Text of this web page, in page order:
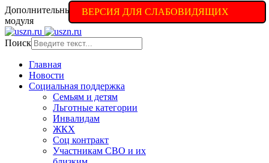
Дополнительные настройки доступны в полной версии
модуля
ВЕРСИЯ ДЛЯ СЛАБОВИДЯЩИХ
Поиск
Главная
Новости
Социальная поддержка
Семьям и детям
Льготные категории
Инвалидам
ЖКХ
Соц контракт
Участникам СВО и их